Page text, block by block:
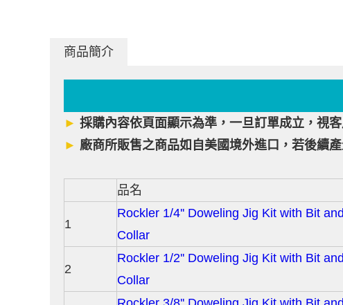
商品簡介
► 採購內容依頁面顯示為準，一旦訂單成立，視
► 廠商所販售之商品如自美國境外進口，若後續
品名
1
Rockler 1/4'' Doweling Jig Kit with Bit
Collar
2
Rockler 1/2'' Doweling Jig Kit with Bit
Collar